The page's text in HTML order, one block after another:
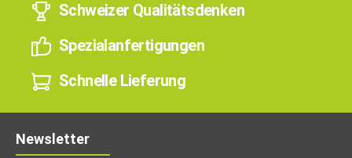
Schweizer Qualitätsdenken
Spezialanfertigungen
Schnelle Lieferung
Newsletter